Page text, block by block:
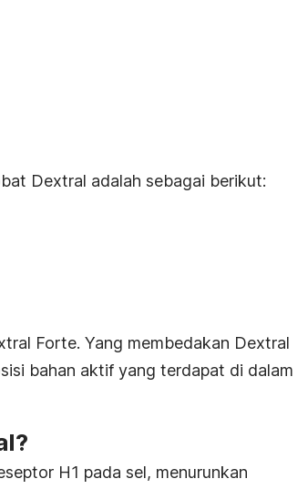
Dextral adalah sebagai berikut:
Forte. Yang membedakan Dextral
bahan aktif yang terdapat di dalam
H1 pada sel, menurunkan